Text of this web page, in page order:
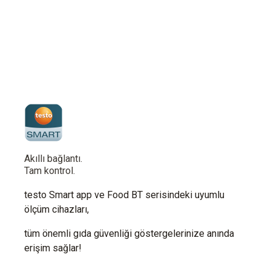
Akıllı bağlantı.
Tam kontrol.
testo Smart app ve Food BT serisindeki uyumlu
ölçüm cihazları,
tüm önemli gıda güvenliği göstergelerinize anında
erişim sağlar!